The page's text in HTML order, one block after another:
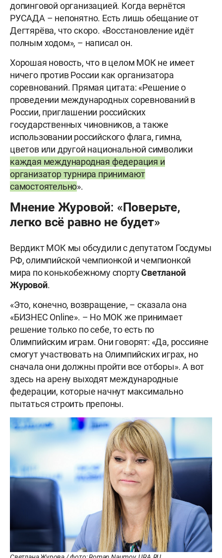
допинговой организацией. Когда вернётся
РУСАДА – непонятно. Есть лишь обещание от
Дегтярёва, что скоро. «Восстановление идёт
полным ходом», – написал он.
Хорошая новость, что в целом МОК не имеет
ничего против России как организатора
соревнований. Прямая цитата: «Решение о
проведении международных соревнований в
России, приглашении российских
государственных чиновников, а также
использовании российского флага, гимна,
цветов или другой национальной символики
каждая международная федерация и
организатор турнира принимают
самостоятельно».
Мнение Журовой: «Поверьте,
легко всё равно не будет»
Вердикт МОК мы обсудили с депутатом Госдумы
РФ, олимпийской чемпионкой и чемпионкой
мира по конькобежному спортуСветланой
Журовой.
«Это, конечно, возвращение, – сказала она
«БИЗНЕС Online». – Но МОК же принимает
решение только по себе, то есть по
Олимпийским играм. Они говорят: «Да, россияне
смогут участвовать на Олимпийских играх, но
сначала они должны пройти все отборы». А вот
здесь на арену выходят международные
федерации, которые начнут максимально
пытаться строить препоны.